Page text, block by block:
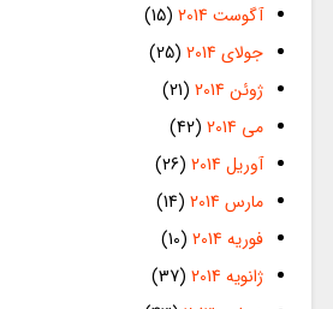
آگوست 2014
(15)
جولای 2014
(25)
ژوئن 2014
(21)
می 2014
(42)
آوریل 2014
(26)
مارس 2014
(14)
فوریه 2014
(10)
ژانویه 2014
(37)